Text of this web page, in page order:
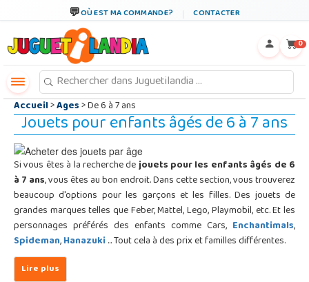
OÙ EST MA COMMANDE? CONTACTER
0
Accueil>Ages> De 6 à 7 ans
Jouets pour enfants âgés de 6 à 7 ans
Si vous êtes à la recherche dejouets pour les enfants âgés de 6
à 7 ans, vous êtes au bon endroit. Dans cette section, vous trouverez
beaucoup d'options pour les garçons et les filles. Des jouets de
grandes marques telles que Feber, Mattel, Lego, Playmobil, etc. Et les
personnages préférés des enfants comme Cars, Enchantimals,
Spideman,Hanazuki... Tout cela à des prix et familles différentes.